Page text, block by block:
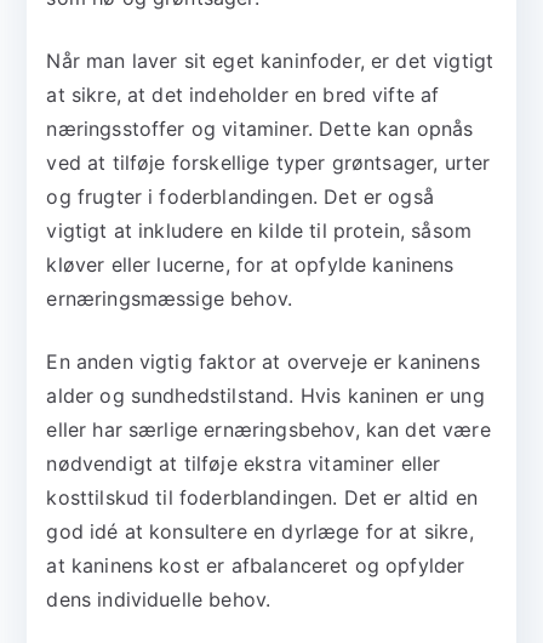
Når man laver sit eget kaninfoder, er det vigtigt
at sikre, at det indeholder en bred vifte af
næringsstoffer og vitaminer. Dette kan opnås
ved at tilføje forskellige typer grøntsager, urter
og frugter i foderblandingen. Det er også
vigtigt at inkludere en kilde til protein, såsom
kløver eller lucerne, for at opfylde kaninens
ernæringsmæssige behov.
En anden vigtig faktor at overveje er kaninens
alder og sundhedstilstand. Hvis kaninen er ung
eller har særlige ernæringsbehov, kan det være
nødvendigt at tilføje ekstra vitaminer eller
kosttilskud til foderblandingen. Det er altid en
god idé at konsultere en dyrlæge for at sikre,
at kaninens kost er afbalanceret og opfylder
dens individuelle behov.